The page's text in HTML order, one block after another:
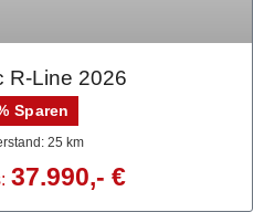
R-Line 2026
Sparen
25 km
37.990,- €